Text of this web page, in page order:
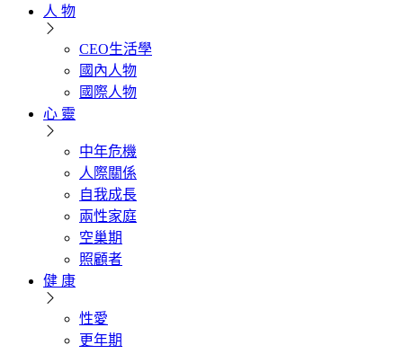
人 物
CEO生活學
國內人物
國際人物
心 靈
中年危機
人際關係
自我成長
兩性家庭
空巢期
照顧者
健 康
性愛
更年期